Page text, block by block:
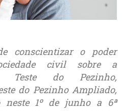
conscientizar o poder
civil sobre a
Teste do Pezinho,
do Pezinho Ampliado,
neste 1º de junho a 6ª